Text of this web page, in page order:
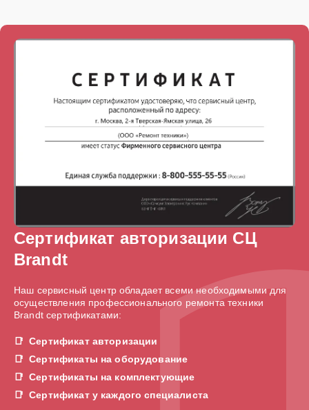
Сертификат авторизации СЦ
Brandt
Наш сервисный центр обладает всеми необходимыми для
осуществления профессионального ремонта техники
Brandt сертификатами:
Сертификат авторизации
Сертификаты на оборудование
Сертификаты на комплектующие
Сертификат у каждого специалиста